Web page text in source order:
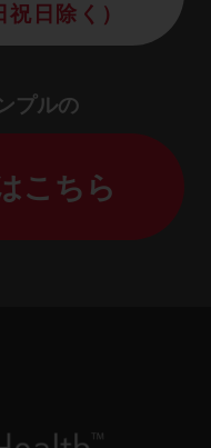
祝日除く）
プルの
こちら